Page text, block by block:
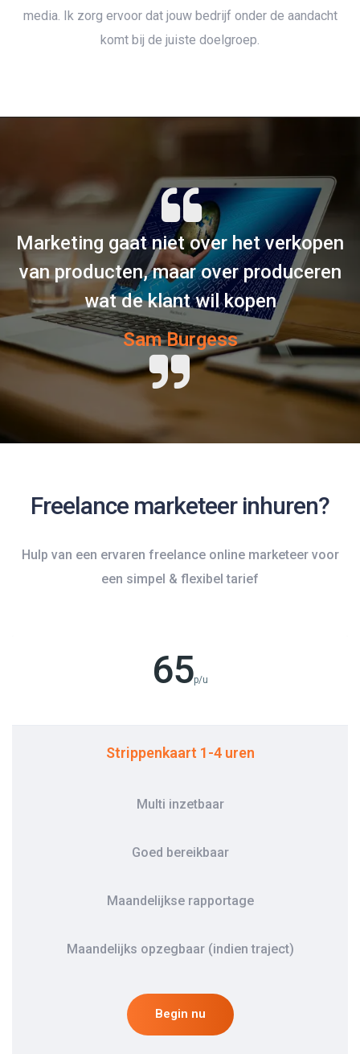
media. Ik zorg ervoor dat jouw bedrijf onder de aandacht
komt bij de juiste doelgroep.
Marketing gaat niet over het verkopen
van producten, maar over produceren
wat de klant wil kopen
Sam Burgess
Freelance marketeer inhuren?
Hulp van een ervaren freelance online marketeer voor
een simpel & flexibel tarief
65p/u
Strippenkaart 1-4 uren
Multi inzetbaar
Goed bereikbaar
Maandelijkse rapportage
Maandelijks opzegbaar (indien traject)
Begin nu